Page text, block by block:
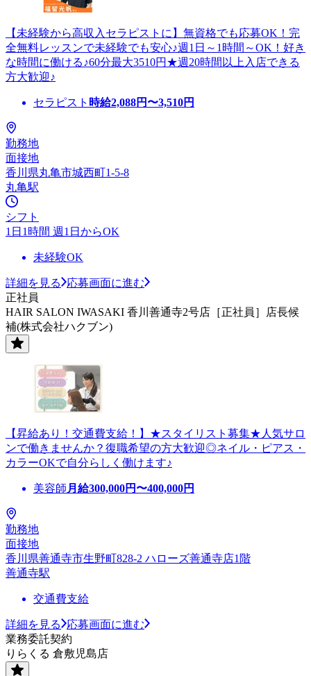
【未経験から高収入セラピストに】無資格でも応募OK！完
全無料レッスンで未経験でも安心♪週1日～1時間～OK！好き
な時間に働ける♪60分最大3510円★週20時間以上入店できる
方大歓迎♪
セラピスト 時給2,088円〜3,510円
勤務地
面接地
香川県丸亀市城西町1-5-8
丸亀駅
シフト
1日1時間 週1日からOK
未経験OK
詳細を見る
応募画面に進む
正社員
HAIR SALON IWASAKI 香川善通寺2号店［正社員］店長候
補(株式会社ハクブン)
【昇給あり！交通費支給！】★スタイリスト募集★人気サロ
ンで働きませんか？復職希望の方大歓迎◎ネイル・ピアス・
カラーOKで自分らしく働けます♪
美容師 月給300,000円〜400,000円
勤務地
面接地
香川県善通寺市生野町828-2 ハローズ善通寺店1階
善通寺駅
交通費支給
詳細を見る
応募画面に進む
業務委託契約
りらくる 倉敷児島店